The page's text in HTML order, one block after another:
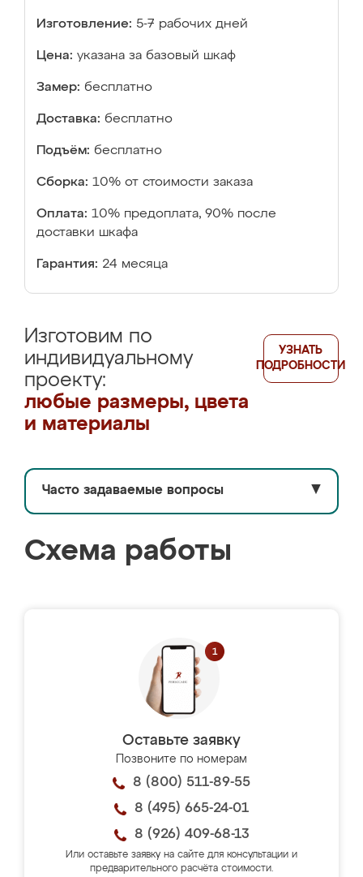
Изготовление: 5-7 рабочих дней
Цена: указана за базовый шкаф
Замер: бесплатно
Доставка: бесплатно
Подъём: бесплатно
Сборка: 10% от стоимости заказа
Оплата: 10% предоплата, 90% после
доставки шкафа
Гарантия: 24 месяца
Изготовим по
индивидуальному
проекту:
любые размеры, цвета
и материалы
УЗНАТЬ
ПОДРОБНОСТИ
Часто задаваемые вопросы ▼
Схема работы
Оставьте заявку
Позвоните по номерам
8 (800) 511-89-55
8 (495) 665-24-01
8 (926) 409-68-13
Или оставьте заявку на сайте для консультации и
предварительного расчёта стоимости.